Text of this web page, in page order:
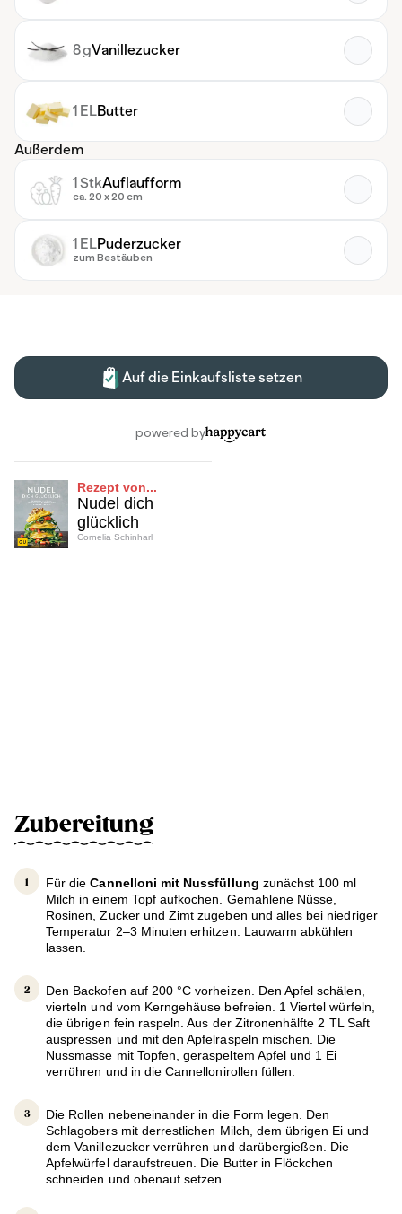
Rezept von...
Nudel dich
glücklich
Cornelia Schinharl
Zubereitung
Für dieCannelloni mit Nussfüllung zunächst 100 ml
Milch in einem Topf aufkochen. Gemahlene Nüsse,
Rosinen, Zucker und Zimt zugeben und alles bei niedriger
Temperatur 2–3 Minuten erhitzen. Lauwarm abkühlen
lassen.
Den Backofen auf 200 °C vorheizen. Den Apfel schälen,
vierteln und vom Kerngehäuse befreien. 1 Viertel würfeln,
die übrigen fein raspeln. Aus der Zitronenhälfte 2 TL Saft
auspressen und mit den Apfelraspeln mischen. Die
Nussmasse mit Topfen, geraspeltem Apfel und 1 Ei
verrühren und in die Cannellonirollen füllen.
Die Rollen nebeneinander in die Form legen. Den
Schlagobers mit derrestlichen Milch, dem übrigen Ei und
dem Vanillezucker verrühren und darübergießen. Die
Apfelwürfel daraufstreuen. Die Butter in Flöckchen
schneiden und obenauf setzen.